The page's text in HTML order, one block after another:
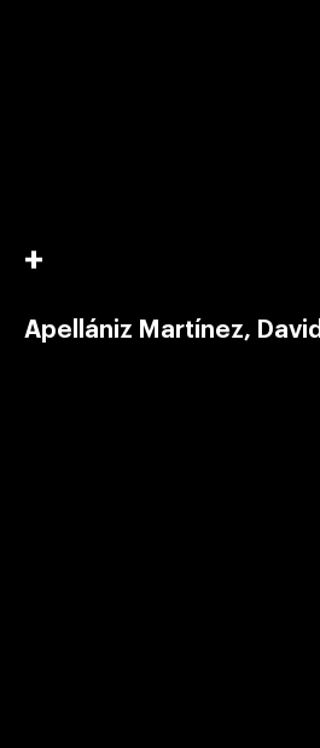
Apellániz Martínez, David